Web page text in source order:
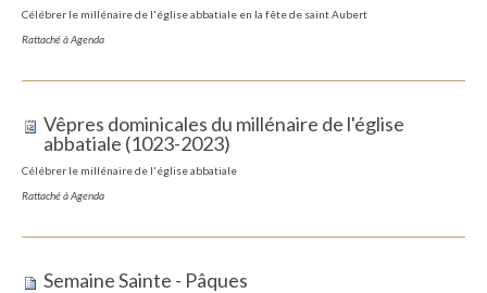
Célébrer le millénaire de l'église abbatiale en la fête de saint Aubert
Rattaché àAgenda
Vêpres dominicales du millénaire de l'église
abbatiale (1023-2023)
Célébrer le millénaire de l'église abbatiale
Rattaché àAgenda
Semaine Sainte - Pâques